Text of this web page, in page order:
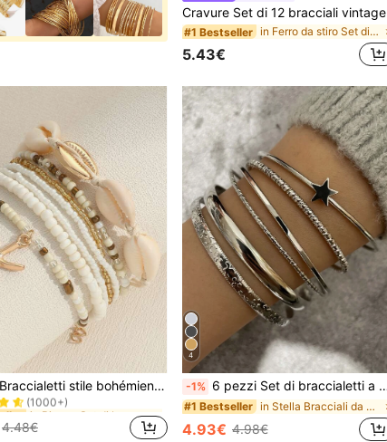
Cravure Set di
#1 Bestseller in Ferro da stiro Set di braccialetti da donna
5.43€
7 pezzi Braccialetti stile bohémien con perline, conchiglie & ciondoli a forma di stella marina per donne (i colori delle perline sono abbinati casualmente), atmosfera da spiaggia
in Bianco Set di braccialetti da donna
(1000+)
(1000+)
(1000+)
in Bianco Set di braccialetti da donna
4.48€
4
-1% 6 pezzi Set di braccialetti a bangle minimalisti a forma di pentagramma per donne, adatti per uso quotidiano
#1 Bestseller in Stella Bracciali da donna
4.93€ 4.98€